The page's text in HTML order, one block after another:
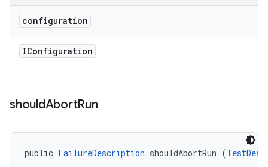
configuration
IConfiguration
shouldAbortRun
public FailureDescription shouldAbortRun (